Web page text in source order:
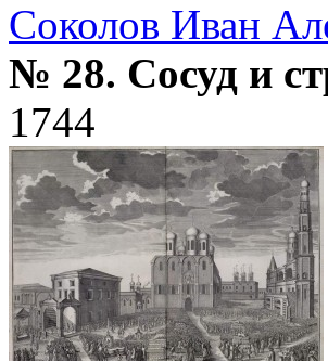
Соколов Иван
№ 28. Сосуд и
1744